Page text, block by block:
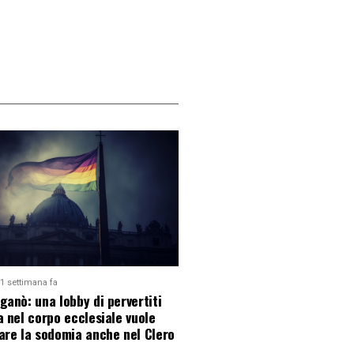
1 settimana fa
una lobby di pervertiti
corpo ecclesiale vuole
la sodomia anche nel Clero